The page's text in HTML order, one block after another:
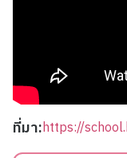
ที่มา:https://